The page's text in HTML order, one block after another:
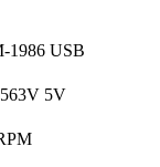
1986 USB
5V